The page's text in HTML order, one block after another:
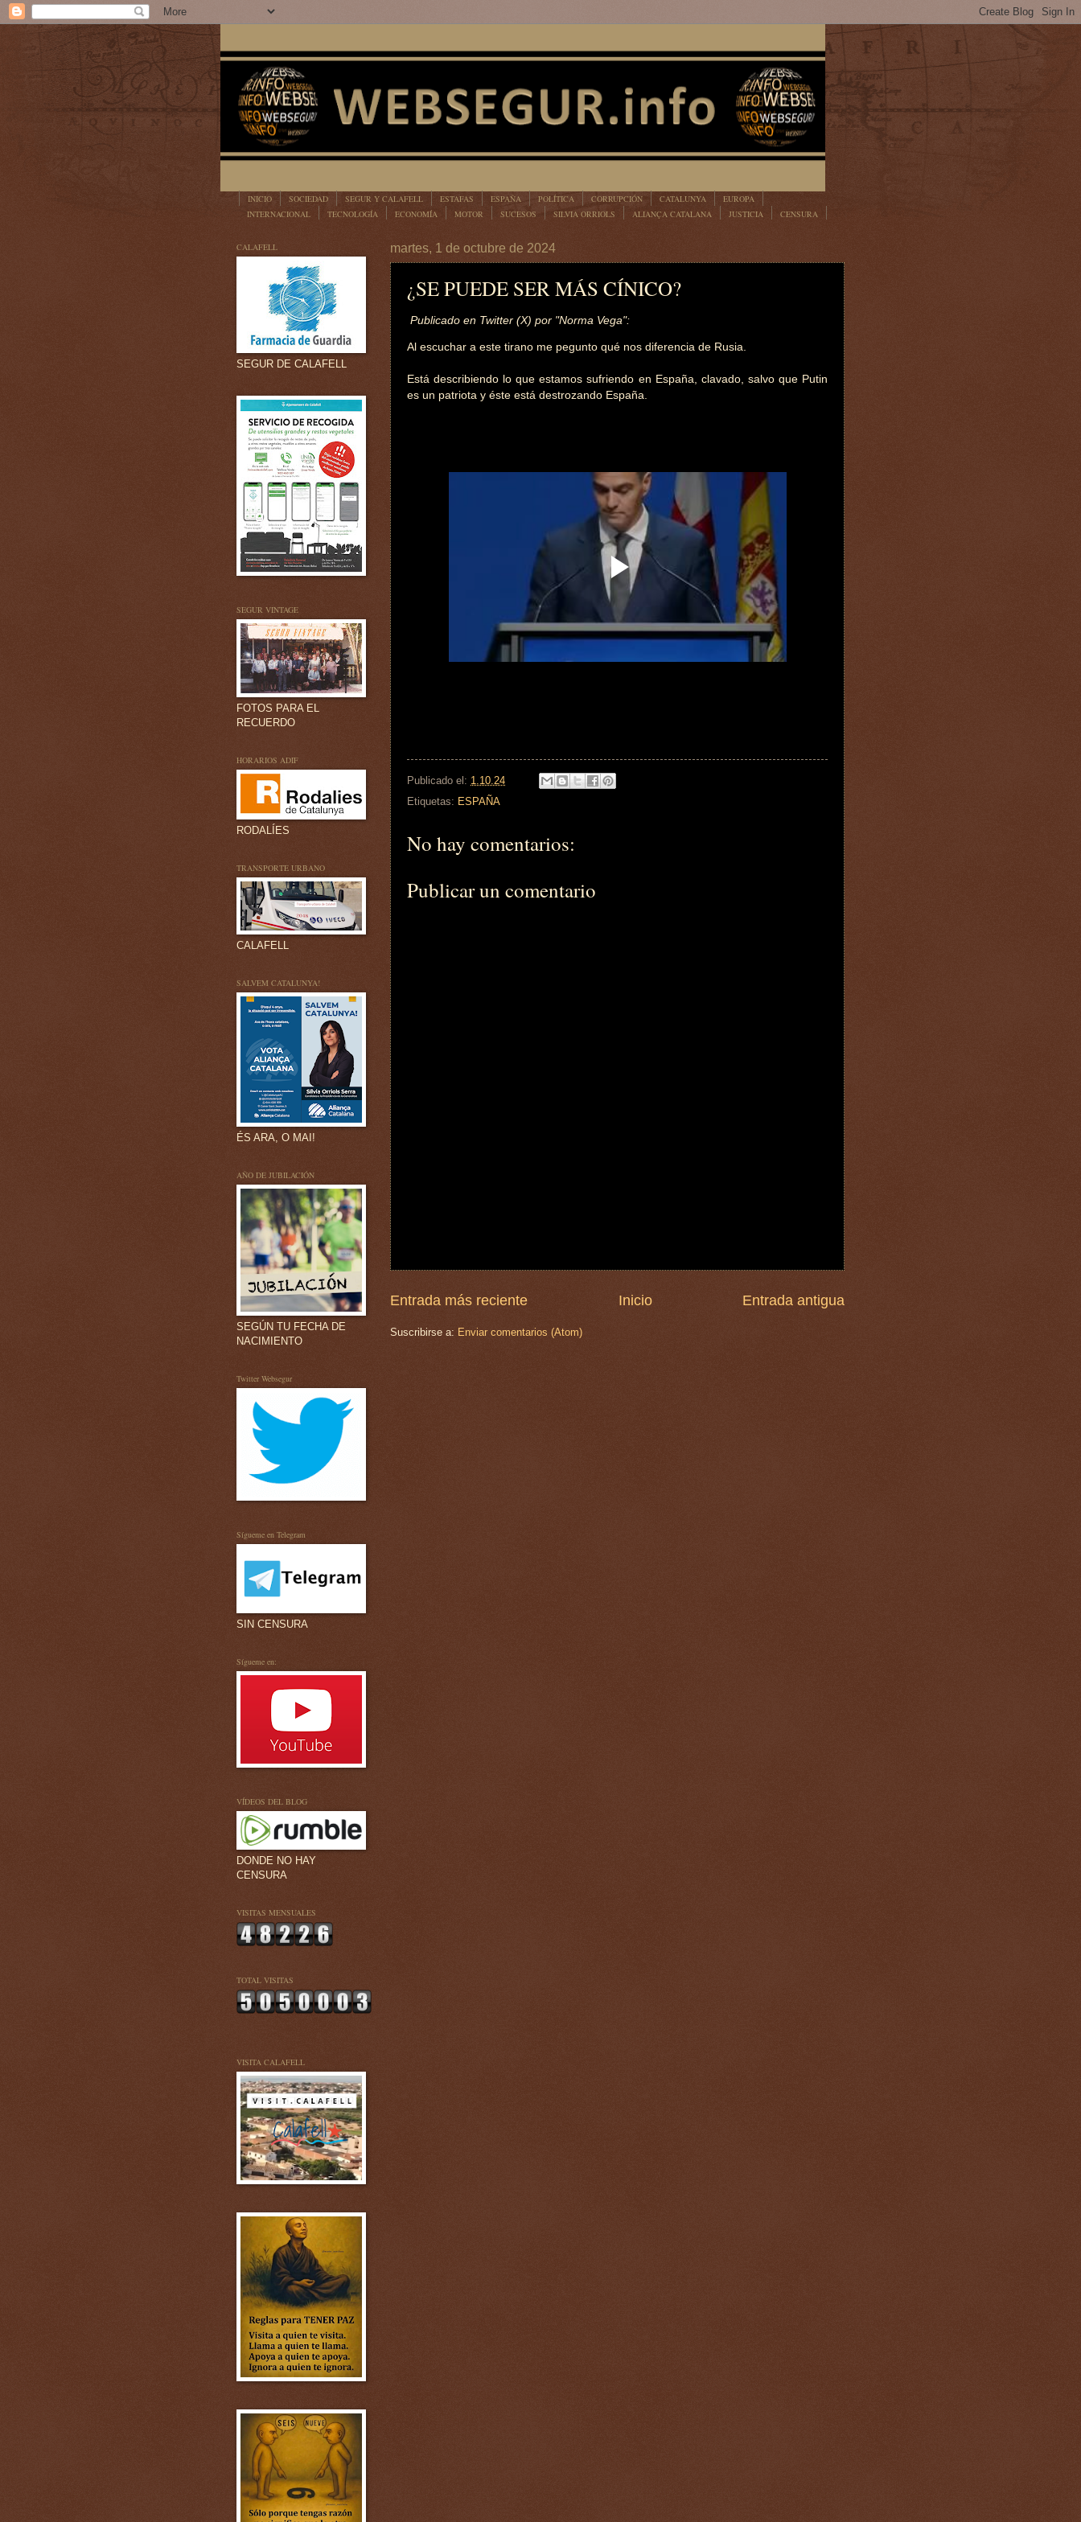
INICIO SOCIEDAD SEGUR Y CALAFELL ESTAFAS ESPAÑA POLÍTICA CORRUPCIÓN CATALUNYA
EUROPA
INTERNACIONAL
TECNOLOGÍA ECONOMÍA MOTOR SUCESOS SILVIA ORRIOLS ALIANÇA CATALANA JUSTICIA
CENSURA
martes, 1 de octubre de 2024
¿SE PUEDE SER MÁS CÍNICO?
Publicado en Twitter (X) por "Norma Vega":
Al escuchar a este tirano me pegunto qué nos diferencia de Rusia.
Está describiendo lo que estamos sufriendo en España, clavado, salvo que Putin
es un patriota y éste está destrozando España.
Publicado el: 1.10.24
Etiquetas: ESPAÑA
No hay comentarios:
Publicar un comentario
Entrada más reciente Entrada antigua
Inicio
Suscribirse a: Enviar comentarios (Atom)
CALAFELL
SEGUR DE CALAFELL
SEGUR VINTAGE
FOTOS PARA EL
RECUERDO
HORARIOS ADIF
RODALÍES
TRANSPORTE URBANO
CALAFELL
SALVEM CATALUNYA!
ÉS ARA, O MAI!
AÑO DE JUBILACIÓN
SEGÚN TU FECHA DE
NACIMIENTO
Twitter Websegur
Sígueme en Telegram
SIN CENSURA
Sígueme en:
VÍDEOS DEL BLOG
DONDE NO HAY
CENSURA
VISITAS MENSUALES
TOTAL VISITAS
VISITA CALAFELL